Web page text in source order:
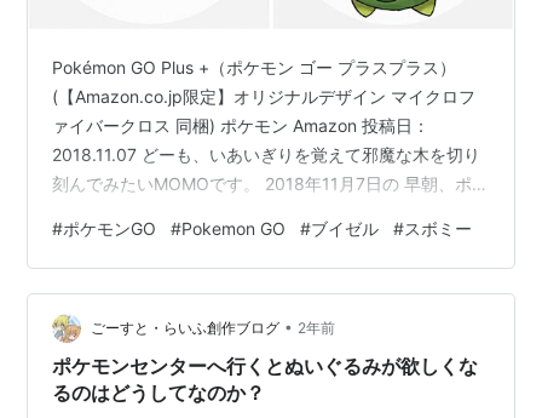
Pokémon GO Plus +（ポケモン ゴー プラスプラス）
(【Amazon.co.jp限定】オリジナルデザイン マイクロフ
ァイバークロス 同梱) ポケモン Amazon 投稿日：
2018.11.07 どーも、いあいぎりを覚えて邪魔な木を切り
刻んでみたいMOMOです。 2018年11月7日の 早朝、ポケ
ーの皆さん、タマゴをかえしに出掛けましょう👟シンオ
ウ地方で発見された「スボミー」がタマゴからかえるよ
うになりました！ #ポケモンGO— Pokémon GO Japan
(@PokemonGOAppJP) 2018年11月6日 トレー…
#ポケモンGO #Pokemon GO #ブイゼル #スボミー
ごーすと・らいふ創作ブログ • 2年前
ポケモンセンターへ行くとぬいぐるみが欲しくな
るのはどうしてなのか？